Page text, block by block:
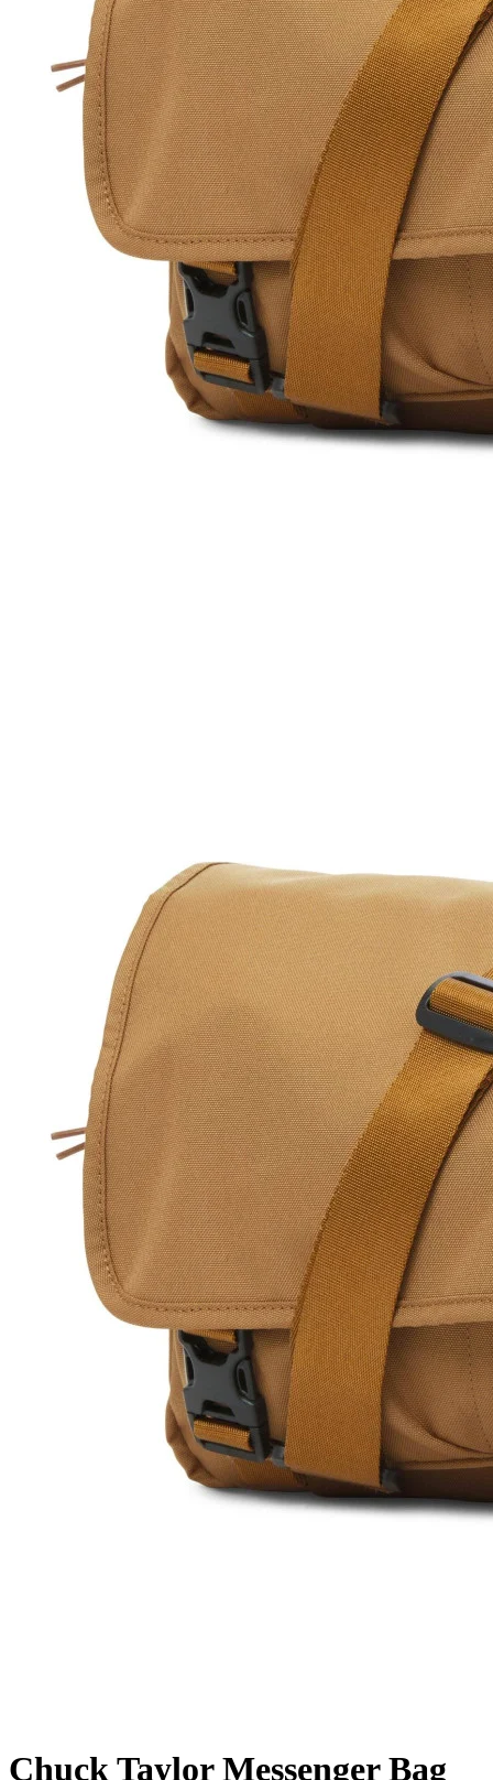
Chuck Taylor Messenger Bag